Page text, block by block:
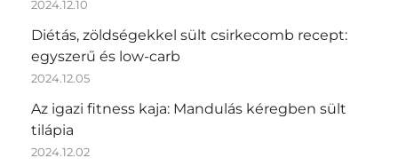
2024.12.10
Diétás, zöldségekkel sült csirkecomb recept:
egyszerű és low-carb
2024.12.05
Az igazi fitness kaja: Mandulás kéregben sült
tilápia
2024.12.02